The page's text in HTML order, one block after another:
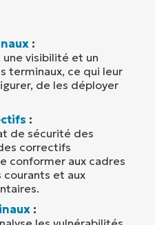
:
visibilité et un
terminaux, ce qui leur
de les déployer
:
de sécurité des
correctifs
conformer aux cadres
courants et aux
: